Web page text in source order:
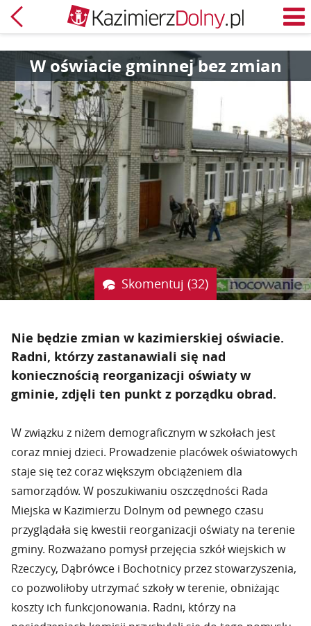
Powrót
W oświacie gminnej bez zmian
Skomentuj (32)
Nie będzie zmian w kazimierskiej oświacie.
Radni, którzy zastanawiali się nad
koniecznością reorganizacji oświaty w
gminie, zdjęli ten punkt z porządku obrad.
W związku z niżem demograficznym w szkołach jest
coraz mniej dzieci. Prowadzenie placówek oświatowych
staje się też coraz większym obciążeniem dla
samorządów. W poszukiwaniu oszczędności Rada
Miejska w Kazimierzu Dolnym od pewnego czasu
przyglądała się kwestii reorganizacji oświaty na terenie
gminy. Rozważano pomysł przejęcia szkół wiejskich w
Rzeczycy, Dąbrówce i Bochotnicy przez stowarzyszenia,
co pozwoliłoby utrzymać szkoły w terenie, obniżając
koszty ich funkcjonowania. Radni, którzy na